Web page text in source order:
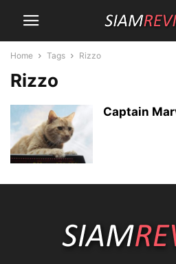
Home Tags Rizzo
Rizzo
Captain